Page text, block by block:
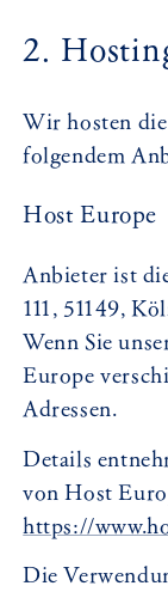
2.
Wir hosten
folgendem
Host Europe
Anbieter ist
111, 51149,
Wenn Sie
Europe
Adressen.
Details
von Host
https://
Die